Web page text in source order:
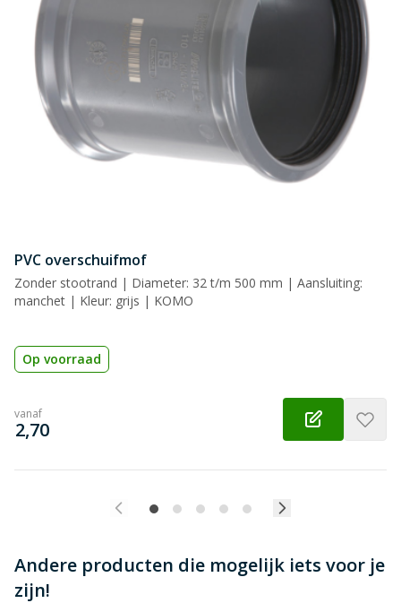
Naam
Samenvatting
Beoordeling
Beoordeling versturen
PVC overschuifmof
Zonder stootrand | Diameter: 32 t/m 500 mm | Aansluiting:
manchet | Kleur: grijs | KOMO
Op voorraad
vanaf
€
2,70
Andere producten die mogelijk iets voor je
zijn!